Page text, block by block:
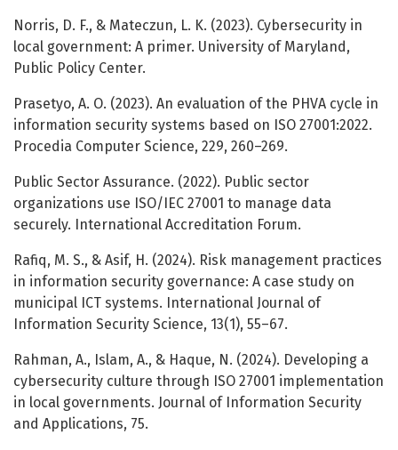
Norris, D. F., & Mateczun, L. K. (2023). Cybersecurity in
local government: A primer. University of Maryland,
Public Policy Center.
Prasetyo, A. O. (2023). An evaluation of the PHVA cycle in
information security systems based on ISO 27001:2022.
Procedia Computer Science, 229, 260–269.
Public Sector Assurance. (2022). Public sector
organizations use ISO/IEC 27001 to manage data
securely. International Accreditation Forum.
Rafiq, M. S., & Asif, H. (2024). Risk management practices
in information security governance: A case study on
municipal ICT systems. International Journal of
Information Security Science, 13(1), 55–67.
Rahman, A., Islam, A., & Haque, N. (2024). Developing a
cybersecurity culture through ISO 27001 implementation
in local governments. Journal of Information Security
and Applications, 75.